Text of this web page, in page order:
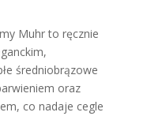
Muhr to ręcznie
średniobrązowe
oraz
co nadaje cegle